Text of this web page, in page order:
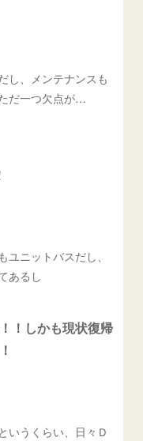
し、メンテナンスも
だ一つ欠点が…
ニットバスだし、
あるし
！しかも現状復帰
いうくらい、日々Ｄ